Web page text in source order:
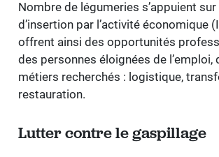
Nombre de légumeries s’appuient
d’insertion par l’activité économique
offrent ainsi des opportunités
des personnes éloignées de l’emploi,
métiers recherchés : logistique,
restauration.
Lutter contre le gaspillage